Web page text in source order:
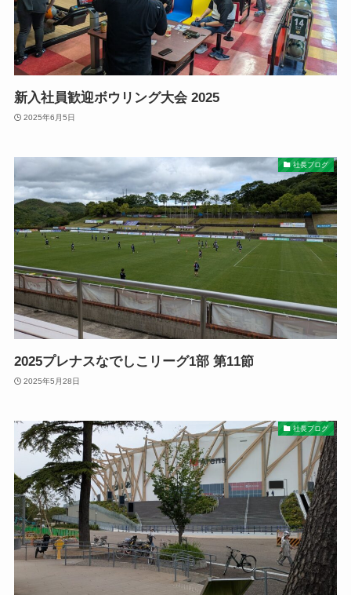
新入社員歓迎ボウリング大会 2025
2025年6月5日
社長ブログ
2025プレナスなでしこリーグ1部 第11節
2025年5月28日
社長ブログ